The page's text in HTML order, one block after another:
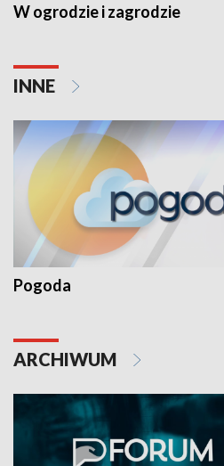
W ogrodzie i zagrodzie
INNE
Pogoda
ARCHIWUM